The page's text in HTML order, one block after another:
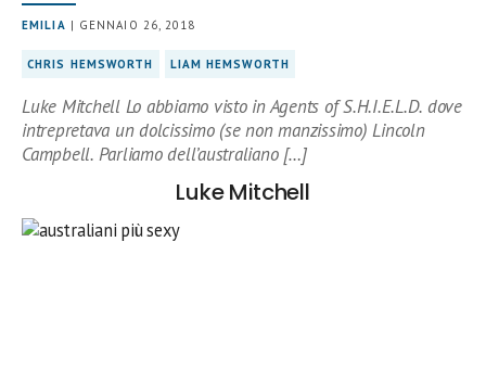
EMILIA | GENNAIO 26, 2018
CHRIS HEMSWORTH LIAM HEMSWORTH
Luke Mitchell Lo abbiamo visto in Agents of S.H.I.E.L.D. dove
intrepretava un dolcissimo (se non manzissimo) Lincoln
Campbell. Parliamo dell’australiano […]
Luke Mitchell